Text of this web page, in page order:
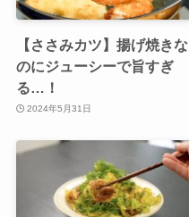
【ささみカツ】揚げ焼きな
のにジューシーで旨すぎ
る…！
2024年5月31日